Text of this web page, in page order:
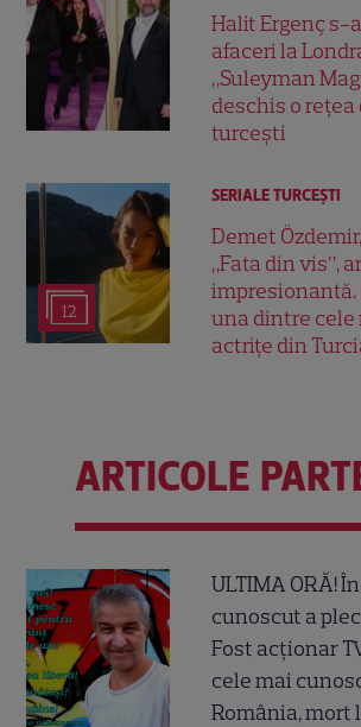
Halit Ergenç s-
afaceri la
„Suleyman
deschis o
turcești
12
SERIALE TURCEŞTI
Demet
„Fata din vis”,
impresionantă.
una dintre cele
actrițe din
ARTICOLE
ULTIMA ORĂ!
cunoscut a
Fost acționar
cele mai
România, mort